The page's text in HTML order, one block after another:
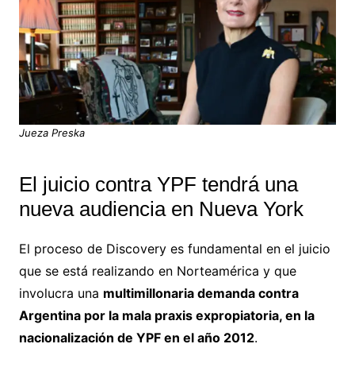
Jueza Preska
El juicio contra YPF tendrá una
nueva audiencia en Nueva York
El proceso de Discovery es fundamental en el juicio
que se está realizando en Norteamérica y que
involucra una multimillonaria demanda contra
Argentina por la mala praxis expropiatoria, en la
nacionalización de YPF en el año 2012.